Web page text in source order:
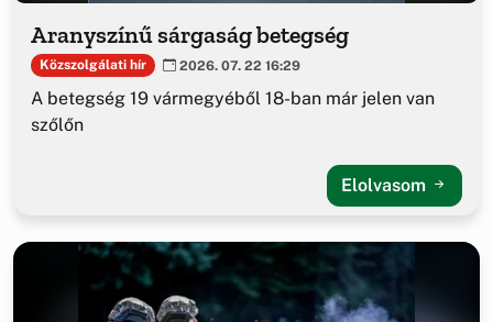
Aranyszínű sárgaság betegség
Közszolgálati hír 2026. 07. 22 16:29
A betegség 19 vármegyéből 18-ban már jelen van
szőlőn
Elolvasom